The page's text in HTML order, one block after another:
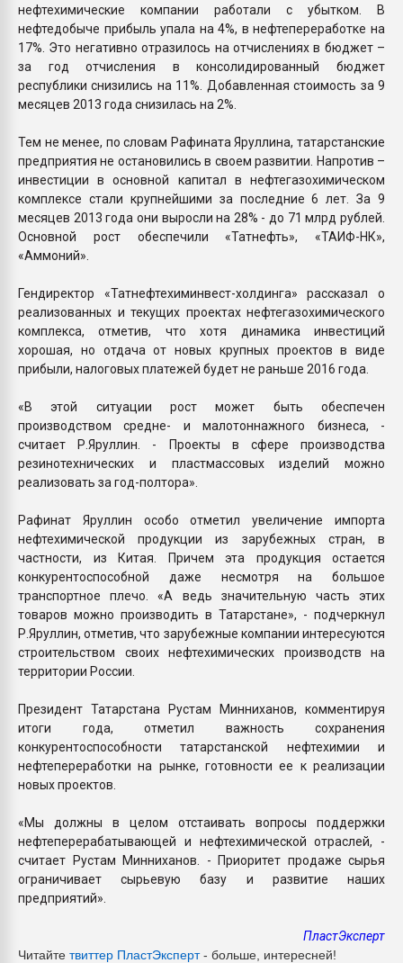
нефтехимические компании работали с убытком. В
нефтедобыче прибыль упала на 4%, в нефтепереработке на
17%. Это негативно отразилось на отчислениях в бюджет –
за год отчисления в консолидированный бюджет
республики снизились на 11%. Добавленная стоимость за 9
месяцев 2013 года снизилась на 2%.
Тем не менее, по словам Рафината Яруллина, татарстанские
предприятия не остановились в своем развитии. Напротив –
инвестиции в основной капитал в нефтегазохимическом
комплексе стали крупнейшими за последние 6 лет. За 9
месяцев 2013 года они выросли на 28% - до 71 млрд рублей.
Основной рост обеспечили «Татнефть», «ТАИФ-НК»,
«Аммоний».
Гендиректор «Татнефтехиминвест-холдинга» рассказал о
реализованных и текущих проектах нефтегазохимического
комплекса, отметив, что хотя динамика инвестиций
хорошая, но отдача от новых крупных проектов в виде
прибыли, налоговых платежей будет не раньше 2016 года.
«В этой ситуации рост может быть обеспечен
производством средне- и малотоннажного бизнеса, -
считает Р.Яруллин. - Проекты в сфере производства
резинотехнических и пластмассовых изделий можно
реализовать за год-полтора».
Рафинат Яруллин особо отметил увеличение импорта
нефтехимической продукции из зарубежных стран, в
частности, из Китая. Причем эта продукция остается
конкурентоспособной даже несмотря на большое
транспортное плечо. «А ведь значительную часть этих
товаров можно производить в Татарстане», - подчеркнул
Р.Яруллин, отметив, что зарубежные компании интересуются
строительством своих нефтехимических производств на
территории России.
Президент Татарстана Рустам Минниханов, комментируя
итоги года, отметил важность сохранения
конкурентоспособности татарстанской нефтехимии и
нефтепереработки на рынке, готовности ее к реализации
новых проектов.
«Мы должны в целом отстаивать вопросы поддержки
нефтеперерабатывающей и нефтехимической отраслей, -
считает Рустам Минниханов. - Приоритет продаже сырья
ограничивает сырьевую базу и развитие наших
предприятий».
ПластЭксперт
Читайте твиттер ПластЭксперт- больше, интересней!